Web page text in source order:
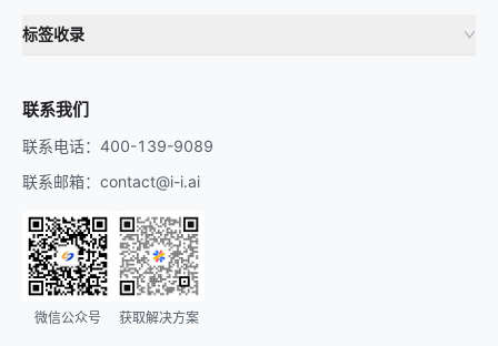
标签收录
联系我们
联系电话：400-139-9089
联系邮箱：contact@i-i.ai
微信公众号 获取解决方案